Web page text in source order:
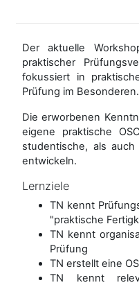
Der aktuelle
praktischer
fokussiert in
Prüfung im Besonderen.
Die erworbenen
eigene praktische
studentische, als
entwickeln.
Lernziele
TN kennt
"praktische
TN kennt
Prüfung
TN erstellt eine
TN kennt